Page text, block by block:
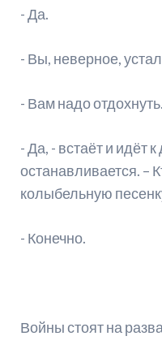
- Да.
- Вы, неверное,
- Вам надо отдохнуть.
- Да, - встаёт и идёт
останавливается. –
колыбельную
- Конечно.
Войны стоят на